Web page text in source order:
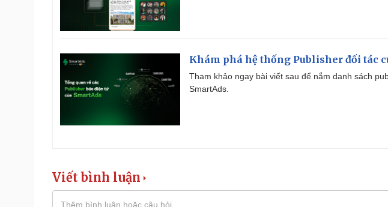
Khám phá hệ thống Publisher đối tác
Tham khảo ngay bài viết sau để nắm danh sách
SmartAds.
Viết bình luận